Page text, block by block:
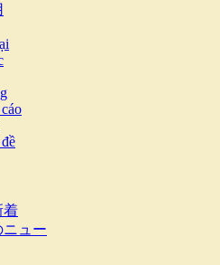
着
ュー